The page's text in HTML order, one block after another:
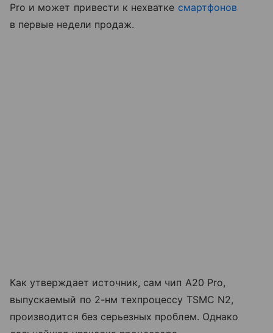
Pro и может привести к нехватке смартфонов
в первые недели продаж.
Как утверждает источник, сам чип A20 Pro,
выпускаемый по 2-нм техпроцессу TSMC N2,
производится без серьезных проблем. Однако